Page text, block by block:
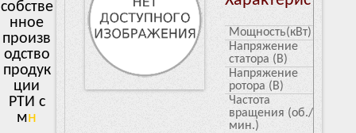
собстве
нное
произв
одство
продук
ции
РТИ с
много
Мощность(кВт)
Напряжение
статора (В)
Напряжение
ротора (В)
Частота
вращения (об./
мин.)